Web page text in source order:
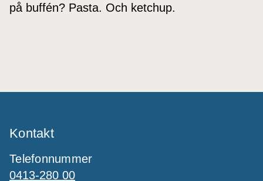
på buffén? Pasta. Och ketchup.
Kontakt
Telefonnummer
0413-280 00